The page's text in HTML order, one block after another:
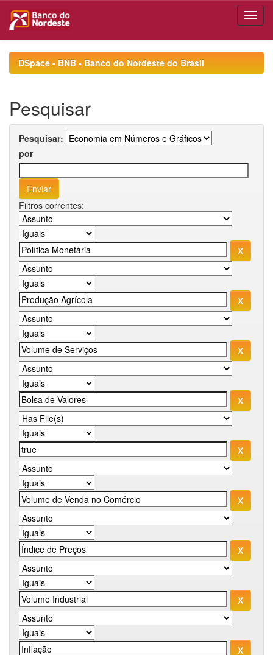
navigationDSpace - BNB - Banco do Nordeste do Brasil
Pesquisar
Pesquisar:
por
Filtros correntes: